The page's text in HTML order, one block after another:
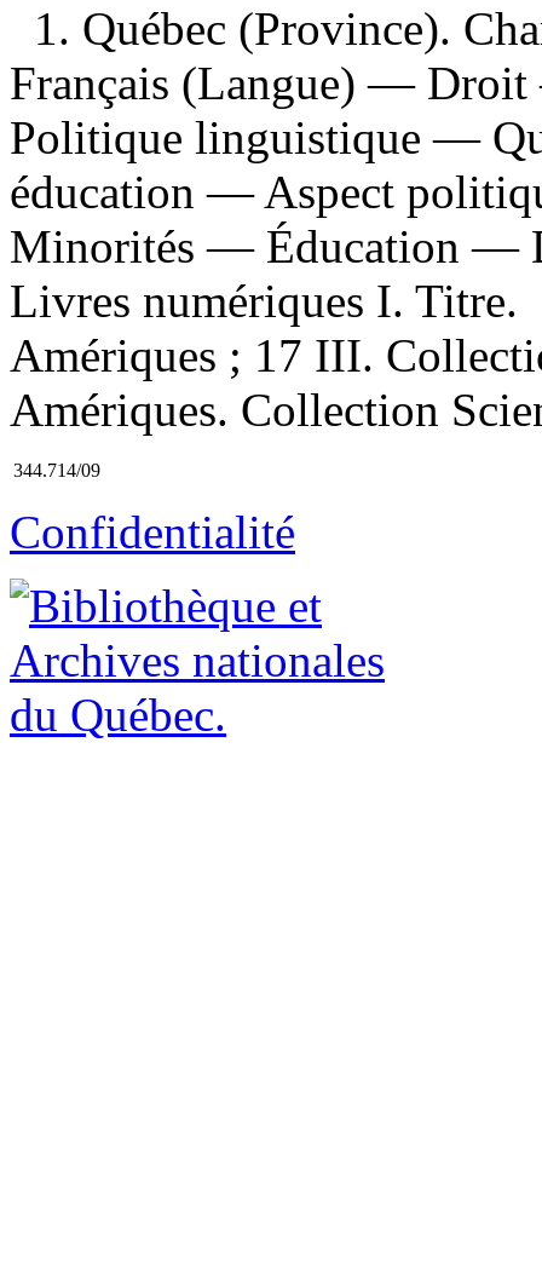
1. Québec (Province).
Français (Langue) —
Politique linguistique —
éducation — Aspect
Minorités — Éducation —
Livres numériques I.
Amériques ; 17 III.
Amériques. Collection
344.714/09
Confidentialité